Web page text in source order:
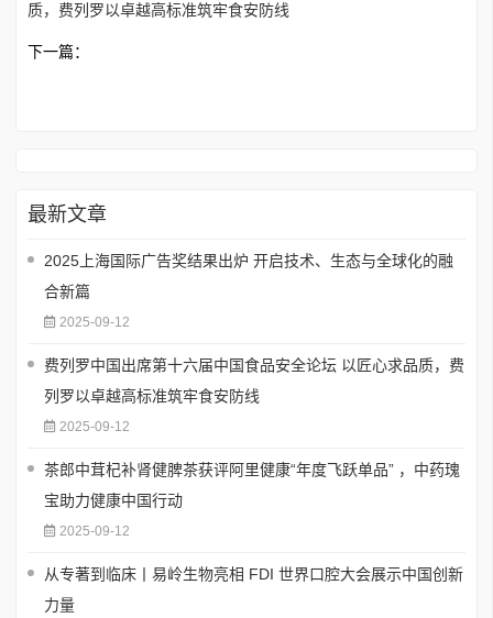
质，费列罗以卓越高标准筑牢食安防线
下一篇：
最新文章
2025上海国际广告奖结果出炉 开启技术、生态与全球化的融
合新篇
2025-09-12
费列罗中国出席第十六届中国食品安全论坛 以匠心求品质，费
列罗以卓越高标准筑牢食安防线
2025-09-12
茶郎中茸杞补肾健脾茶获评阿里健康“年度飞跃单品” ，中药瑰
宝助力健康中国行动
2025-09-12
从专著到临床丨易岭生物亮相 FDI 世界口腔大会展示中国创新
力量